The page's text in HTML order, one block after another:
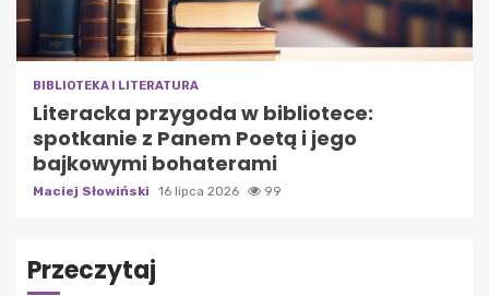
BIBLIOTEKA I LITERATURA
Literacka przygoda w bibliotece:
spotkanie z Panem Poetą i jego
bajkowymi bohaterami
Maciej Słowiński 16 lipca 2026 99
Przeczytaj